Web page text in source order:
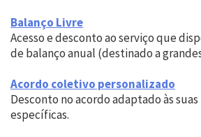
Balanço Livre
Acesso e desconto ao serviço que
de balanço anual (destinado a
Acordo coletivo personalizado
Desconto no acordo adaptado às
específicas.